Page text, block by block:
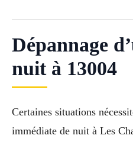
Dépannage
nuit à 13004
Certaines situations
immédiate de nuit à Les